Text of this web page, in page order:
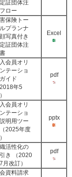
証団体注
ロー
保険トー
プランナ
写真付き
証団体注
Excel
会員オリ
テーショ
イド
2018年5
pdf
会員オリ
テーショ
明用ツー
2025年度
pptx
活性化の
き （2020
月改訂）
pdf
資料請求